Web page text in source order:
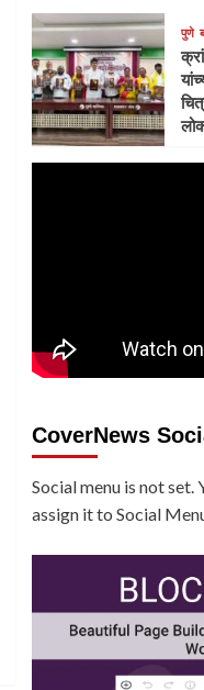
पुणे
CoverNews
Social menu is not set.
assign it to Social